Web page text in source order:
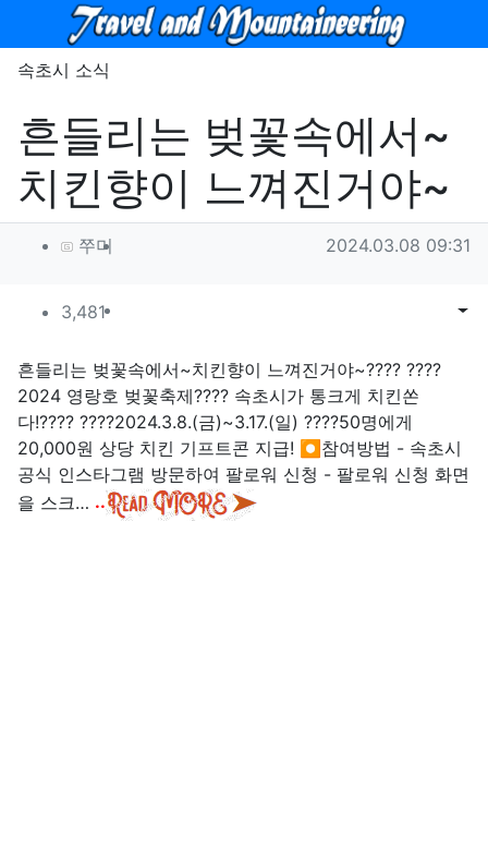
메뉴
속초시 소식
흔들리는 벚꽃속에서~
치킨향이 느껴진거야~
작성자 정보
쭈미 작성일
2024.03.08 09:31
컨텐츠 정보
3,481조회 목록게
본문
흔들리는 벚꽃속에서~치킨향이 느껴진거야~???? ????
2024 영랑호 벚꽃축제???? 속초시가 통크게 치킨쏜
다!???? ????2024.3.8.(금)~3.17.(일) ????50명에게
20,000원 상당 치킨 기프트콘 지급! ⏺참여방법 - 속초시
공식 인스타그램 방문하여 팔로워 신청 - 팔로워 신청 화면
을 스크… ..